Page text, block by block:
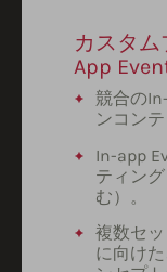
カスタ
App
競合の
ンコンテ
In-app
ティン
む）。
複数セ
に向け